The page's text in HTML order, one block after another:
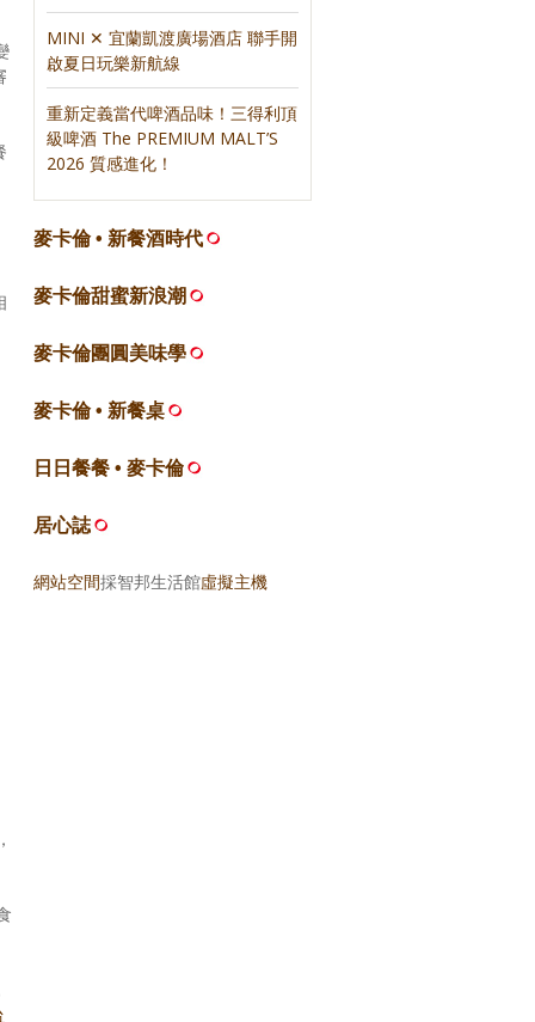
MINI ✕ 宜蘭凱渡廣場酒店 聯手開
啟夏日玩樂新航線
重新定義當代啤酒品味！三得利頂
級啤酒 The PREMIUM MALT’S
2026 質感進化！
麥卡倫 • 新餐酒時代
麥卡倫甜蜜新浪潮
麥卡倫團圓美味學
麥卡倫 • 新餐桌
日日餐餐 • 麥卡倫
居心誌
網站空間採智邦生活館虛擬主機